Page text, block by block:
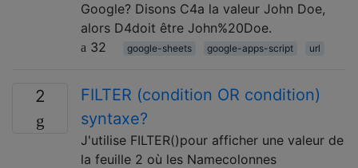
Google? Disons C4a la valeur John Doe,
alors D4doit être John%20Doe.
32
google-sheets google-apps-script url
2
FILTER (condition OR condition)
syntaxe?
J'utilise FILTER()pour afficher une valeur de
la feuille 2 où les Namecolonnes